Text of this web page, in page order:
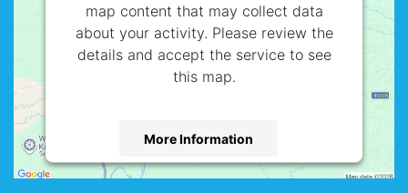
map content that may collect data
about your activity. Please review the
details and accept the service to see
this map.
More Information